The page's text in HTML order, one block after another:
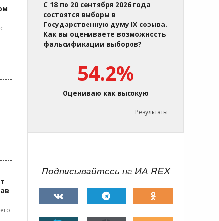
С 18 по 20 сентября 2026 года
состоятся выборы в
Государственную думу IX созыва.
Как вы оцениваете возможность
фальсификации выборов?
54.2%
Оцениваю как высокую
Результаты
Подписывайтесь на ИА REX